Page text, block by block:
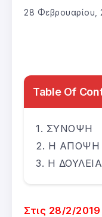
28 Φεβρουαρίου,
Table Of
ΣΥΝΟΨΗ
Η ΑΠΟΨΗ
Η
Στις 28/2/